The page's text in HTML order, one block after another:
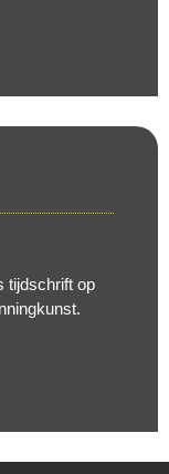
tijdschrift op